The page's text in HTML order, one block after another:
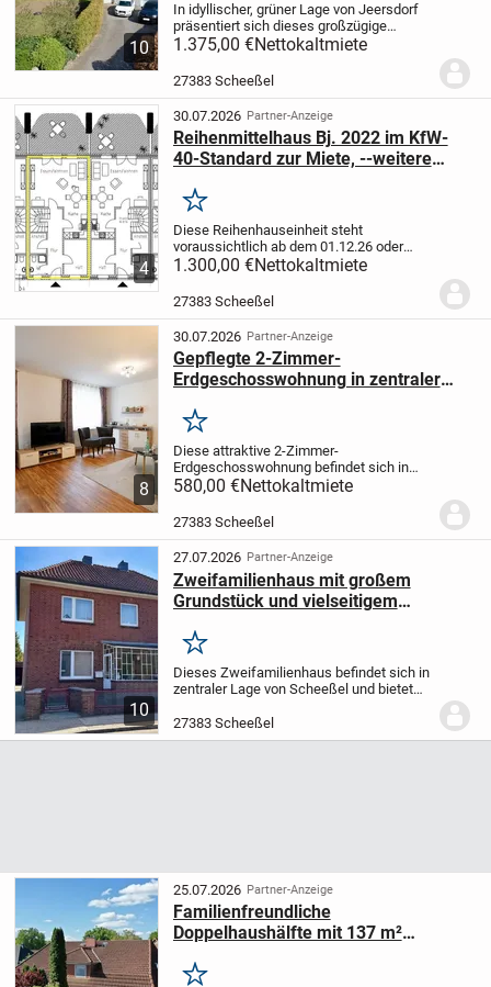
10
In idyllischer, grüner Lage von Jeersdorf
präsentiert sich dieses großzügige
Landhaus mit einer Wohnfläche von ca.
durchdachte Raumaufteilung,
1.375,00 €Nettokaltmiete
27383 Scheeßel
4
30.07.2026 Partner-Anzeige
Reihenmittelhaus Bj. 2022 im KfW-
40-Standard zur Miete, --weitere
Merken
Diese Reihenhauseinheit steht
voraussichtlich ab dem 01.12.26 oder
01.01.27 zur Verfügung.2022 fertig
Wohneinheiten, KfW-40-Effizienshaus, in
1.300,00 €Nettokaltmiete
27383 Scheeßel
8
30.07.2026 Partner-Anzeige
Gepflegte 2-Zimmer-
Erdgeschosswohnung in zentraler
Merken
Diese attraktive 2-Zimmer-
Erdgeschosswohnung befindet sich in
einer gepflegten Wohnanlage in zentraler
großzügig gestaltete Wohn- und
580,00 €Nettokaltmiete
27383 Scheeßel
10
27.07.2026 Partner-Anzeige
Zweifamilienhaus mit großem
Grundstück und vielseitigem
Merken
Dieses Zweifamilienhaus befindet sich in
zentraler Lage von Scheeßel und bietet
ideale Voraussetzungen zur Nutzung - sei
es als Mehrgenerationenhaus, in
27383 Scheeßel
25.07.2026 Partner-Anzeige
Familienfreundliche
Doppelhaushälfte mit 137 m²
Merken